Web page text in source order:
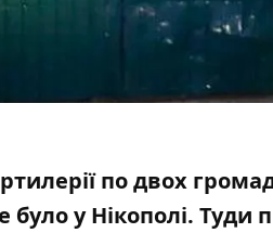
по двох
у Нікополі. Туди